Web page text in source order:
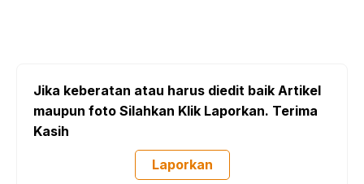
Jika keberatan atau harus diedit baik Artikel
maupun foto Silahkan Klik Laporkan. Terima
Kasih
Laporkan